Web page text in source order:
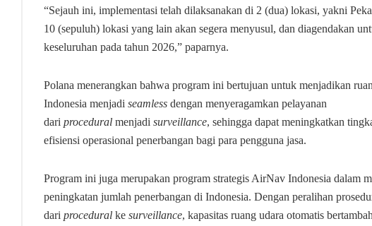
“Sejauh ini, implementasi telah dilaksanakan di 2 (dua) lokasi, yakni
10 (sepuluh) lokasi yang lain akan segera menyusul, dan diagendakan
keseluruhan pada tahun 2026,” paparnya.
Polana menerangkan bahwa program ini bertujuan untuk menjadikan
Indonesia menjadi seamless dengan menyeragamkan pelayanan
dari procedural menjadi surveillance, sehingga dapat meningkatkan
efisiensi operasional penerbangan bagi para pengguna jasa.
Program ini juga merupakan program strategis AirNav Indonesia dalam
peningkatan jumlah penerbangan di Indonesia. Dengan peralihan
dari procedural ke surveillance, kapasitas ruang udara otomatis